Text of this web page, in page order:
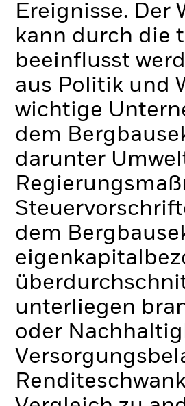
Ereignisse. Der
kann durch die
beeinflusst
aus Politik und
wichtige
dem
darunter
dem
unterliegen
oder